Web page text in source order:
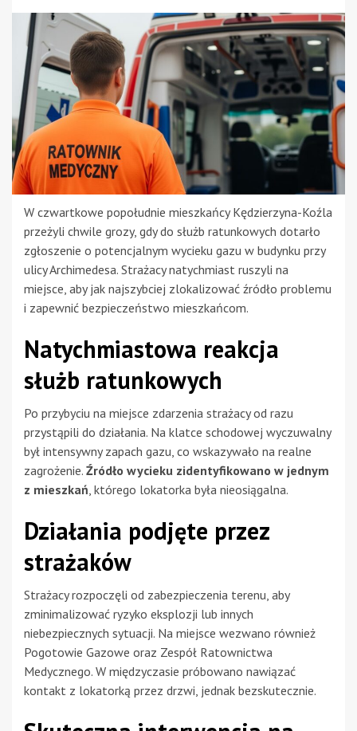
W czwartkowe popołudnie mieszkańcy Kędzierzyna-Koźla
przeżyli chwile grozy, gdy do służb ratunkowych dotarło
zgłoszenie o potencjalnym wycieku gazu w budynku przy
ulicy Archimedesa. Strażacy natychmiast ruszyli na
miejsce, aby jak najszybciej zlokalizować źródło problemu
i zapewnić bezpieczeństwo mieszkańcom.
Natychmiastowa reakcja
służb ratunkowych
Po przybyciu na miejsce zdarzenia strażacy od razu
przystąpili do działania. Na klatce schodowej wyczuwalny
był intensywny zapach gazu, co wskazywało na realne
zagrożenie. Źródło wycieku zidentyfikowano w jednym
z mieszkań, którego lokatorka była nieosiągalna.
Działania podjęte przez
strażaków
Strażacy rozpoczęli od zabezpieczenia terenu, aby
zminimalizować ryzyko eksplozji lub innych
niebezpiecznych sytuacji. Na miejsce wezwano również
Pogotowie Gazowe oraz Zespół Ratownictwa
Medycznego. W międzyczasie próbowano nawiązać
kontakt z lokatorką przez drzwi, jednak bezskutecznie.